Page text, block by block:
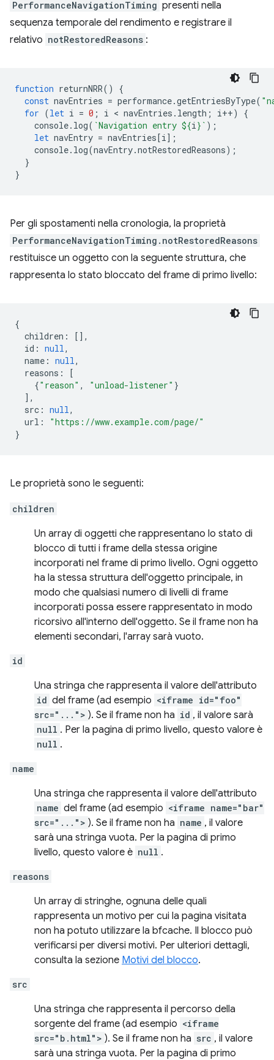
PerformanceNavigationTiming presenti nella
sequenza temporale del rendimento e registrare il
relativo notRestoredReasons :
function returnNRR()
{
const navEntries = performance.getEntriesByType(
for (let i = 0 ; i < navEntries . length ; i++)
{
console. log( `Navigation entry ${i} ` );
let navEntry = navEntries[i];
console. log(navEntry.notRestoredReasons);
}
}
Per gli spostamenti nella cronologia, la proprietà
PerformanceNavigationTiming.notRestoredReasons
restituisce un oggetto con la seguente struttura, che
rappresenta lo stato bloccato del frame di primo livello:
{
children :
[],
id : null,
name : null,
reasons :
[
{"reason" , "unload-listener" }
],
src : null,
url :
"https://www.example.com/page/"
}
Le proprietà sono le seguenti:
children
Un array di oggetti che rappresentano lo stato di
blocco di tutti i frame della stessa origine
incorporati nel frame di primo livello. Ogni oggetto
ha la stessa struttura dell'oggetto principale, in
modo che qualsiasi numero di livelli di frame
incorporati possa essere rappresentato in modo
ricorsivo all'interno dell'oggetto. Se il frame non ha
elementi secondari, l'array sarà vuoto.
id
Una stringa che rappresenta il valore dell'attributo
id del frame (ad esempio <iframe id="foo"
src="..."> ). Se il frame non ha id , il valore sarà
null . Per la pagina di primo livello, questo valore è
null .
name
Una stringa che rappresenta il valore dell'attributo
name del frame (ad esempio <iframe name="bar"
src="..."> ). Se il frame non ha name , il valore
sarà una stringa vuota. Per la pagina di primo
livello, questo valore è null .
reasons
Un array di stringhe, ognuna delle quali
rappresenta un motivo per cui la pagina visitata
non ha potuto utilizzare la bfcache. Il blocco può
verificarsi per diversi motivi. Per ulteriori dettagli,
consulta la sezione Motivi del blocco.
src
Una stringa che rappresenta il percorso della
sorgente del frame (ad esempio <iframe
src="b.html"> ). Se il frame non ha src , il valore
sarà una stringa vuota. Per la pagina di primo